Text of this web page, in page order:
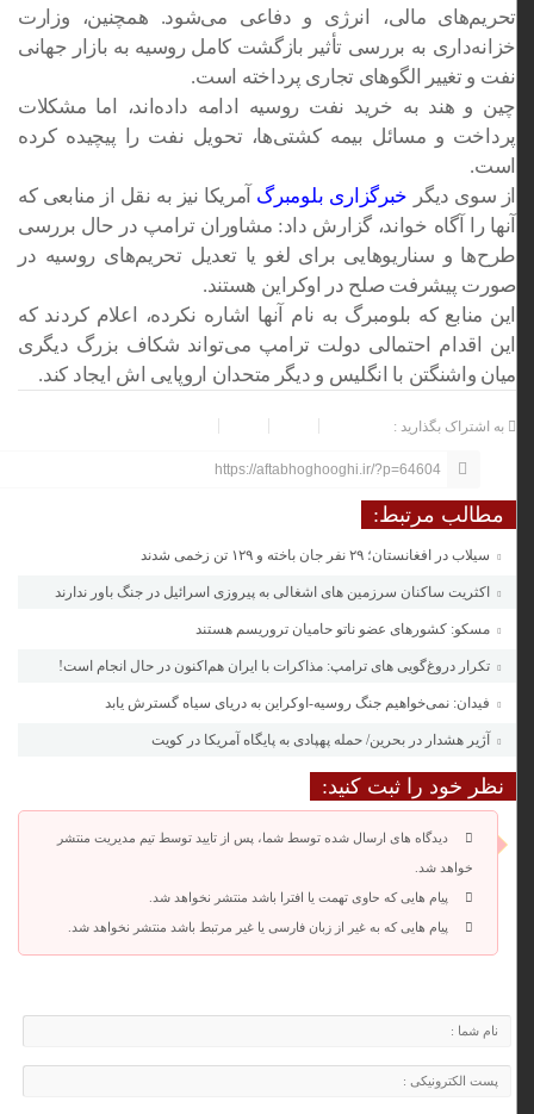
تحریم‌های مالی، انرژی و دفاعی می‌شود. همچنین، وزارت
خزانه‌داری به بررسی تأثیر بازگشت کامل روسیه به بازار جهانی
نفت و تغییر الگوهای تجاری پرداخته است.
چین و هند به خرید نفت روسیه ادامه داده‌اند، اما مشکلات
پرداخت و مسائل بیمه کشتی‌ها، تحویل نفت را پیچیده کرده
است.
از سوی دیگرخبرگزاری بلومبرگآمریکا نیز به نقل از منابعی که
آنها را آگاه خواند، گزارش داد: مشاوران ترامپ در حال بررسی
طرح‌ها و سناریوهایی برای لغو یا تعدیل تحریم‌های روسیه در
صورت پیشرفت صلح در اوکراین هستند.
این منابع که بلومبرگ به نام آنها اشاره نکرده، اعلام کردند که
این اقدام احتمالی دولت ترامپ می‌تواند شکاف بزرگ دیگری
میان واشنگتن با انگلیس و دیگر متحدان اروپاییاشایجاد کند.
به اشتراک بگذارید :
https://aftabhoghooghi.ir/?p=64604
مطالب مرتبط:
سیلاب در افغانستان؛ ۲۹ نفر جان باخته و ۱۲۹ تن زخمی شدند
اکثریت ساکنان سرزمین های اشغالی به پیروزی اسرائیل در جنگ باور ندارند
مسکو: کشورهای عضو ناتو حامیان تروریسم هستند
تکرار دروغ‌گویی های ترامپ: مذاکرات با ایران هم‌اکنون در حال انجام است!
فیدان: نمی‌خواهیم جنگ روسیه-اوکراین به دریای سیاه گسترش یابد
آژیر هشدار در بحرین/ حمله پهپادی به پایگاه آمریکا در کویت
نظر خود را ثبت کنید:
دیدگاه های ارسال شده توسط شما، پس از تایید توسط تیم مدیریت منتشر
خواهد شد.
پیام هایی که حاوی تهمت یا افترا باشد منتشر نخواهد شد.
پیام هایی که به غیر از زبان فارسی یا غیر مرتبط باشد منتشر نخواهد شد.